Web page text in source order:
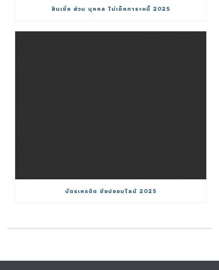
สินเชื่อ ส่วน บุคคล ไม่เช็คภาระหนี้ 2025
บัตรเครดิต ช้อปออนไลน์ 2025